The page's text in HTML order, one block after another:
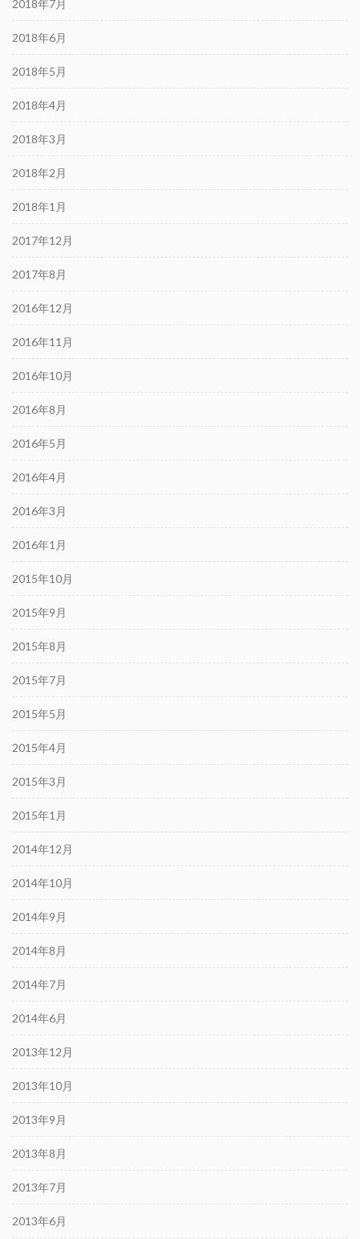
2018年7月
2018年6月
2018年5月
2018年4月
2018年3月
2018年2月
2018年1月
2017年12月
2017年8月
2016年12月
2016年11月
2016年10月
2016年8月
2016年5月
2016年4月
2016年3月
2016年1月
2015年10月
2015年9月
2015年8月
2015年7月
2015年5月
2015年4月
2015年3月
2015年1月
2014年12月
2014年10月
2014年9月
2014年8月
2014年7月
2014年6月
2013年12月
2013年10月
2013年9月
2013年8月
2013年7月
2013年6月